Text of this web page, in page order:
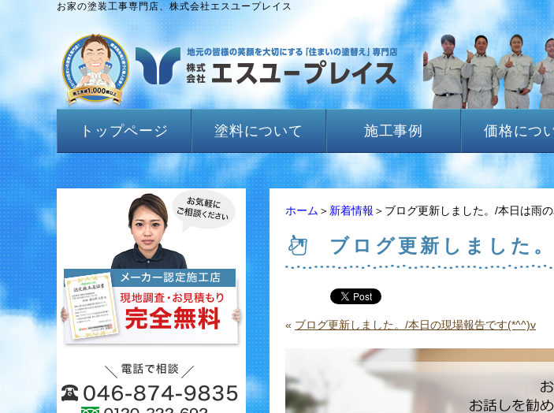
お家の塗装工事専門店、株式会社エスユープレイス
トップページ 塗料について 施工事例 価格につ
ホーム ＞ 新着情報 ＞ブログ更新しました。/本日は雨
ブログ更新しました
« ブログ更新しました。/本日の現場報告です(*^^)v